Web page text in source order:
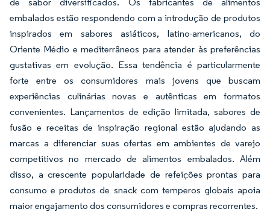
embalados estão respondendo com a introdução de produtos
inspirados em sabores asiáticos, latino-americanos, do
Oriente Médio e mediterrâneos para atender às preferências
gustativas em evolução. Essa tendência é particularmente
forte entre os consumidores mais jovens que buscam
experiências culinárias novas e autênticas em formatos
convenientes. Lançamentos de edição limitada, sabores de
fusão e receitas de inspiração regional estão ajudando as
marcas a diferenciar suas ofertas em ambientes de varejo
competitivos no mercado de alimentos embalados. Além
disso, a crescente popularidade de refeições prontas para
consumo e produtos de snack com temperos globais apoia
maior engajamento dos consumidores e compras recorrentes.